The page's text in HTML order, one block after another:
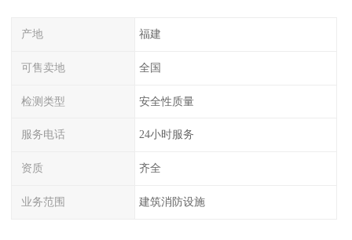
产地 福建
可售卖地 全国
检测类型 安全性质量
服务电话 24小时服务
资质 齐全
业务范围 建筑消防设施